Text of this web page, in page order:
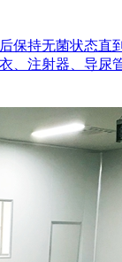
保持无菌状态‌
、注射器、导